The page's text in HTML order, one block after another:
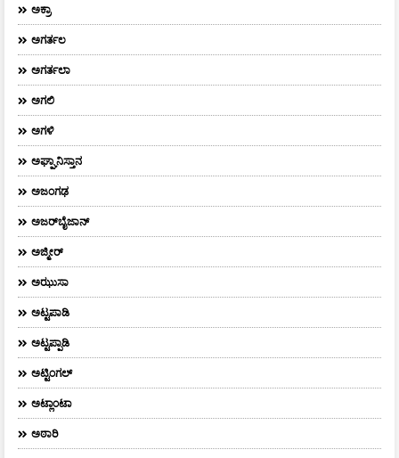
ಅಕ್ರಾ
ಅಗರ್ತಲ
ಅಗರ್ತಲಾ
ಅಗಲಿ
ಅಗಳಿ
ಅಘ್ಘಾನಿಸ್ತಾನ
ಅಜಂಗಢ
ಅಜರ್‌ಬೈಜಾನ್
ಅಜ್ಮೀರ್
ಅಝುಸಾ
ಅಟ್ಟಪಾಡಿ
ಅಟ್ಟಪ್ಪಾಡಿ
ಅಟ್ಟಿಂಗಲ್
ಅಟ್ಲಾಂಟಾ
ಅಠಾರಿ